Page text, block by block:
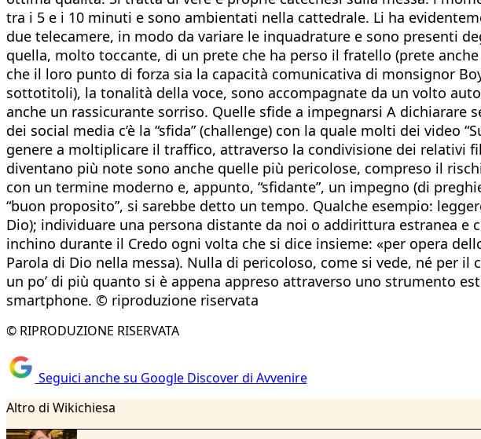
tra i 5 e i 10 minuti e sono ambientati nella cattedrale. Li ha
due telecamere, in modo da variare le inquadrature e sono presenti
quella, molto toccante, di un prete che ha perso il fratello (prete
che il loro punto di forza sia la capacità comunicativa di monsignor
sottotitoli), la tonalità della voce, sono accompagnate da un volto
anche un rassicurante sorriso. Quelle sfide a impegnarsi A dichiarare
dei social media c’è la “sfida” (challenge) con la quale molti dei
genere a moltiplicare il traffico, attraverso la condivisione dei relativi
diventano più note sono anche quelle più pericolose, compreso il
con un termine moderno e, appunto, “sfidante”, un impegno (di
“buon proposito”, si sarebbe detto un tempo. Qualche esempio:
Dio); individuare una persona distante da noi o addirittura estranea e
inchino durante il Credo ogni volta che si dice insieme: «per opera
Parola di Dio nella messa). Nulla di pericoloso, come si vede, né per
un po’ di più quanto si è appena appreso attraverso uno strumento
smartphone. © riproduzione riservata
© RIPRODUZIONE RISERVATA
Seguici anche su Google Discover di Avvenire
Altro di Wikichiesa